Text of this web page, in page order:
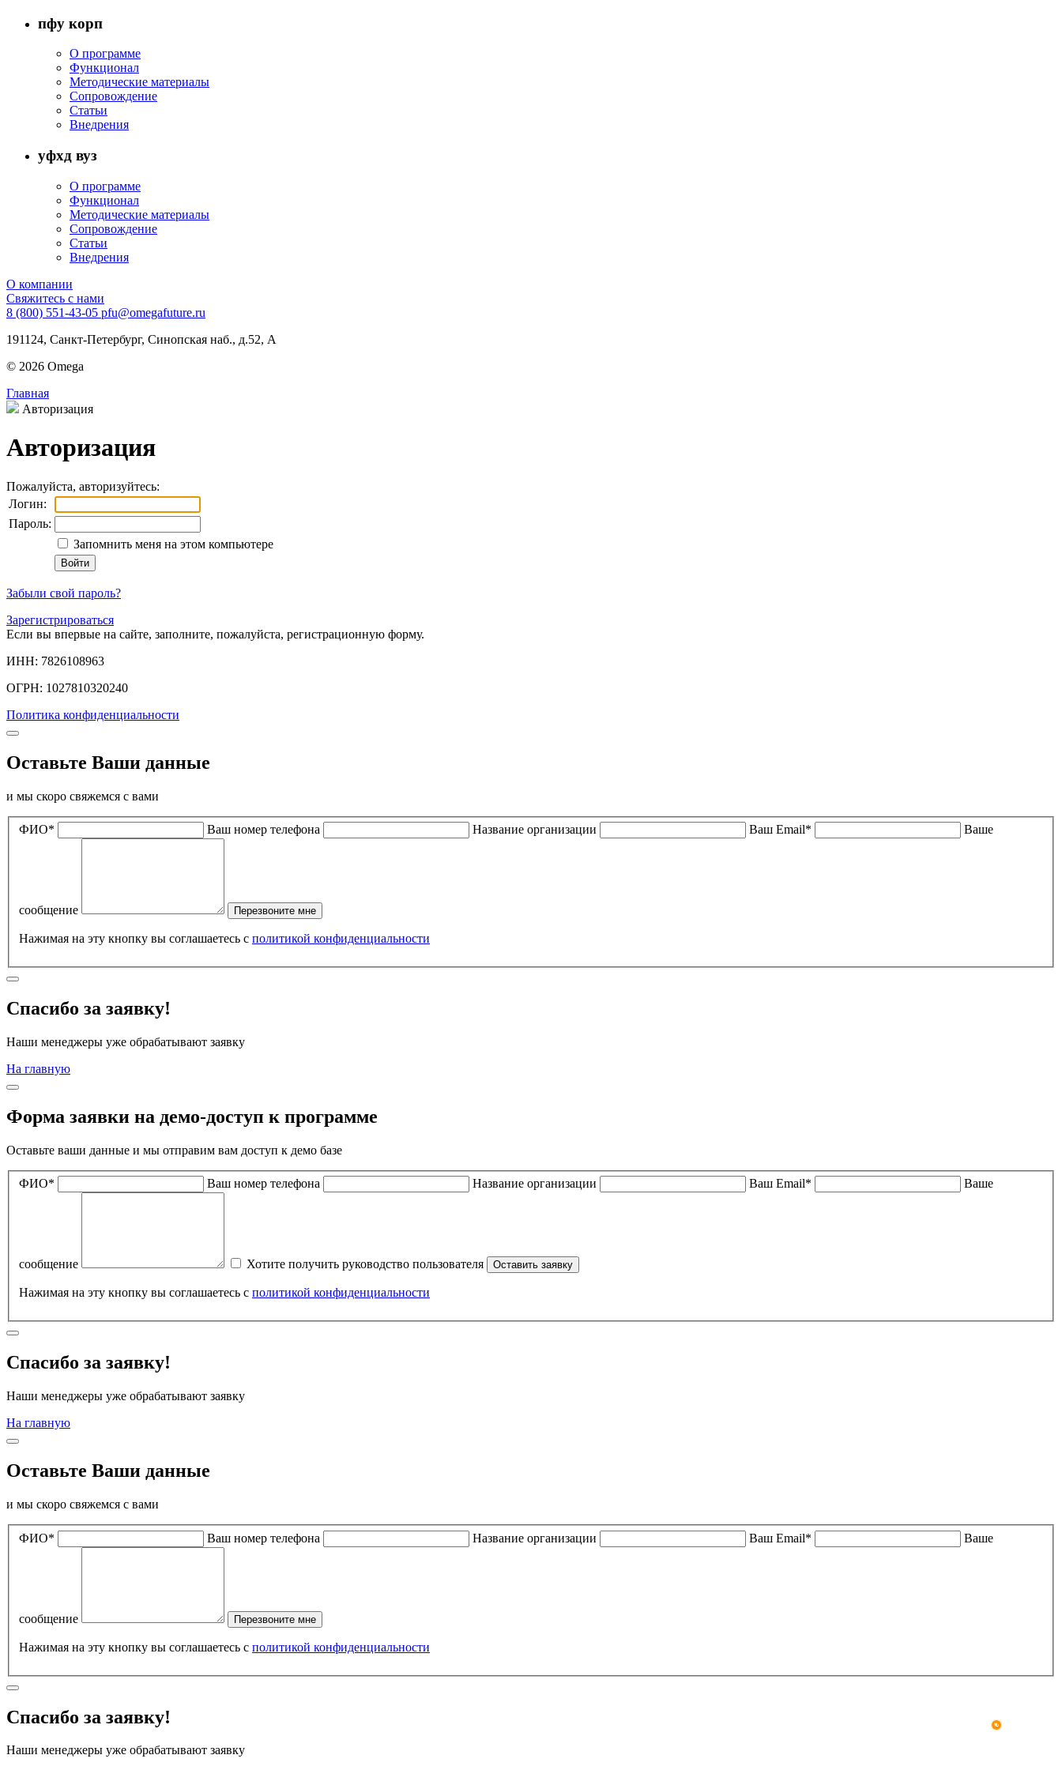
пфу корп
О программе
Функционал
Методические материалы
Сопровождение
Статьи
Внедрения
уфхд вуз
О программе
Функционал
Методические материалы
Сопровождение
Статьи
Внедрения
О компании
Свяжитесь с нами
8 (800) 551-43-05 pfu@omegafuture.ru
191124, Санкт-Петербург, Синопская наб., д.52, А
© 2026 Omega
Главная
Авторизация
Авторизация
Пожалуйста, авторизуйтесь:
Логин:
Пароль:
Запомнить меня на этом компьютере
Забыли свой пароль?
Зарегистрироваться
Если вы впервые на сайте, заполните, пожалуйста, регистрационную форму.
ИНН: 7826108963
ОГРН: 1027810320240
Политика конфиденциальности
Оставьте Ваши данные
и мы скоро свяжемся с вами
ФИО* Ваш номер телефона Название организации Ваш Email* Ваше
сообщение Перезвоните мне
Нажимая на эту кнопку вы соглашаетесь с политикой конфиденциальности
Спасибо за заявку!
Наши менеджеры уже обрабатывают заявку
На главную
Форма заявки на демо-доступ к программе
Оставьте ваши данные и мы отправим вам доступ к демо базе
ФИО* Ваш номер телефона Название организации Ваш Email* Ваше
сообщение Хотите получить руководство пользователя Оставить заявку
Нажимая на эту кнопку вы соглашаетесь с политикой конфиденциальности
Спасибо за заявку!
Наши менеджеры уже обрабатывают заявку
На главную
Оставьте Ваши данные
и мы скоро свяжемся с вами
ФИО* Ваш номер телефона Название организации Ваш Email* Ваше
сообщение Перезвоните мне
Нажимая на эту кнопку вы соглашаетесь с политикой конфиденциальности
Спасибо за заявку!
Наши менеджеры уже обрабатывают заявку